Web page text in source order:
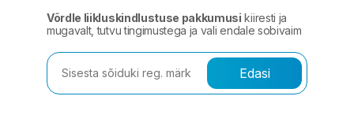
Võrdle liikluskindlustuse pakkumusi kiiresti ja
mugavalt, tutvu tingimustega ja vali endale sobivaim
Edasi